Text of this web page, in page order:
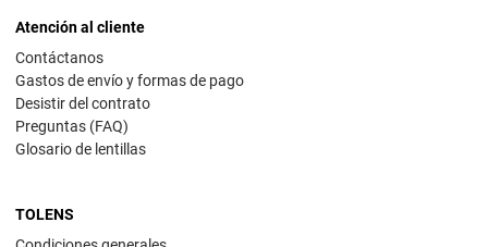
Atención al cliente
Contáctanos
Gastos de envío y formas de pago
Desistir del contrato
Preguntas (FAQ)
Glosario de lentillas
TOLENS